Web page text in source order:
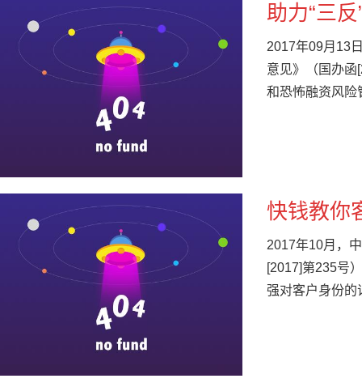
助力“三
2017年09月13
意见》（国办函
和恐怖融资风险
快钱教你
2017年10月，
[2017]第235号
强对客户身份的